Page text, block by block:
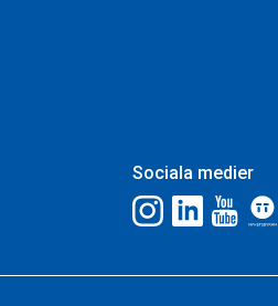
Sociala medier